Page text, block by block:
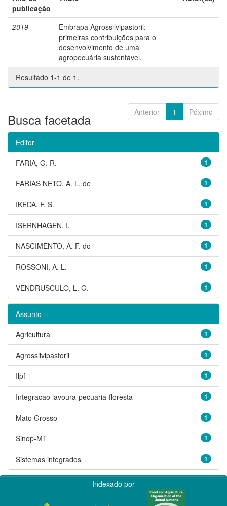
publicação
2019
Embrapa Agrossilvipastoril:
primeiras contribuições para o
desenvolvimento de uma
agropecuária sustentável.
-
Resultado 1-1 de 1.
Anterior 1 Póximo
Busca facetada
Editor
1
FARIA, G. R.
1
FARIAS NETO, A. L. de
1
IKEDA, F. S.
1
ISERNHAGEN, I.
1
NASCIMENTO, A. F. do
1
ROSSONI, A. L.
1
VENDRUSCULO, L. G.
Assunto
1
Agricultura
1
Agrossilvipastoril
1
Ilpf
1
Integracao lavoura-pecuaria-floresta
1
Mato Grosso
1
Sinop-MT
1
Sistemas integrados
Indexado por